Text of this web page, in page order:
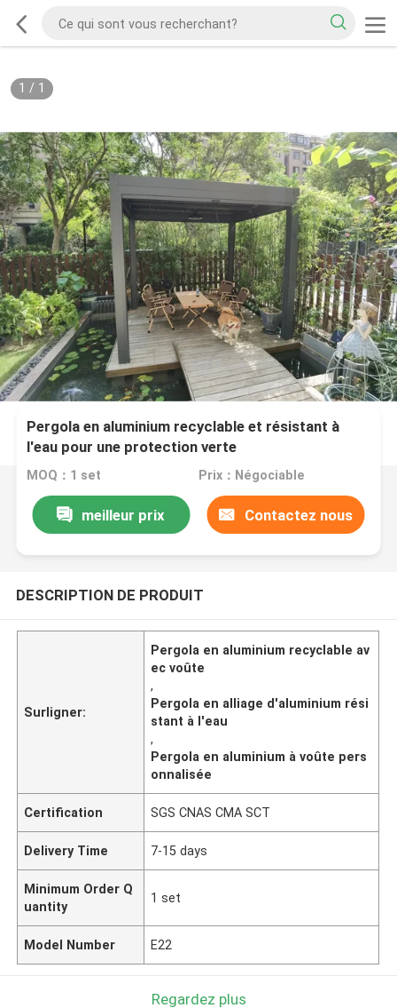
1 / 1
Pergola en aluminium recyclable et résistant à
l'eau pour une protection verte
MOQ：1 set Prix：Négociable
meilleur prix Contactez nous
DESCRIPTION DE PRODUIT
Surligner:
Pergola en aluminium recyclable av
ec voûte
,
Pergola en alliage d'aluminium rési
stant à l'eau
,
Pergola en aluminium à voûte pers
onnalisée
Certification SGS CNAS CMA SCT
Delivery Time 7-15 days
Minimum Order Q
uantity
1 set
Model Number E22
Regardez plus